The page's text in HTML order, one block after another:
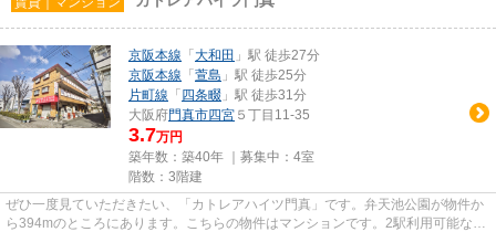
京阪本線 「 大和田 」駅 徒歩27分
京阪本線 「 萱島 」駅 徒歩25分
片町線 「 四条畷 」駅 徒歩31分
大阪府門真市四宮 ５丁目11-35
3.7万円
築年数：築40年 ｜募集中： 4室
階数：3階建
ぜひ一度見ていただきたい、「カトレアハイツ門真」です。弁天池公園が物件か
ら394mのところにあります。こちらの物件はマンションです。2駅利用可能なマ